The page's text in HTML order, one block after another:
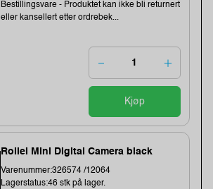
Bestillingsvare - Produktet kan ikke bli returnert
eller kansellert etter ordrebek...
Kjøp
Rollei Mini Digital Camera black
Varenummer:326574 /12064
Lagerstatus:46 stk på lager.